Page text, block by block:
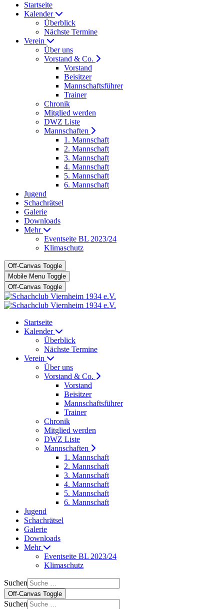
Startseite
Kalender
Überblick
Nächste Termine
Verein
Über uns
Vorstand & Co.
Vorstand
Beisitzer
Mannschaftsführer
Trainer
Chronik
Mitglied werden
DWZ Liste
Mannschaften
1. Mannschaft
2. Mannschaft
3. Mannschaft
4. Mannschaft
5. Mannschaft
6. Mannschaft
Jugend
Schachrätsel
Galerie
Downloads
Mehr
Eventseite BL 2023/24
Klimaschutz
Off-Canvas Toggle
Mobile Menu Toggle
Off-Canvas Toggle
Startseite
Kalender
Überblick
Nächste Termine
Verein
Über uns
Vorstand & Co.
Vorstand
Beisitzer
Mannschaftsführer
Trainer
Chronik
Mitglied werden
DWZ Liste
Mannschaften
1. Mannschaft
2. Mannschaft
3. Mannschaft
4. Mannschaft
5. Mannschaft
6. Mannschaft
Jugend
Schachrätsel
Galerie
Downloads
Mehr
Eventseite BL 2023/24
Klimaschutz
Suchen
Off-Canvas Toggle
Suchen